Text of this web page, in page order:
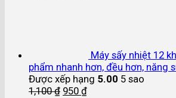
Máy sấy nhiệt 12
phẩm nhanh hơn, đều hơn, năng
Được xếp hạng 5.00 5 sao
1,100₫ 950 ₫